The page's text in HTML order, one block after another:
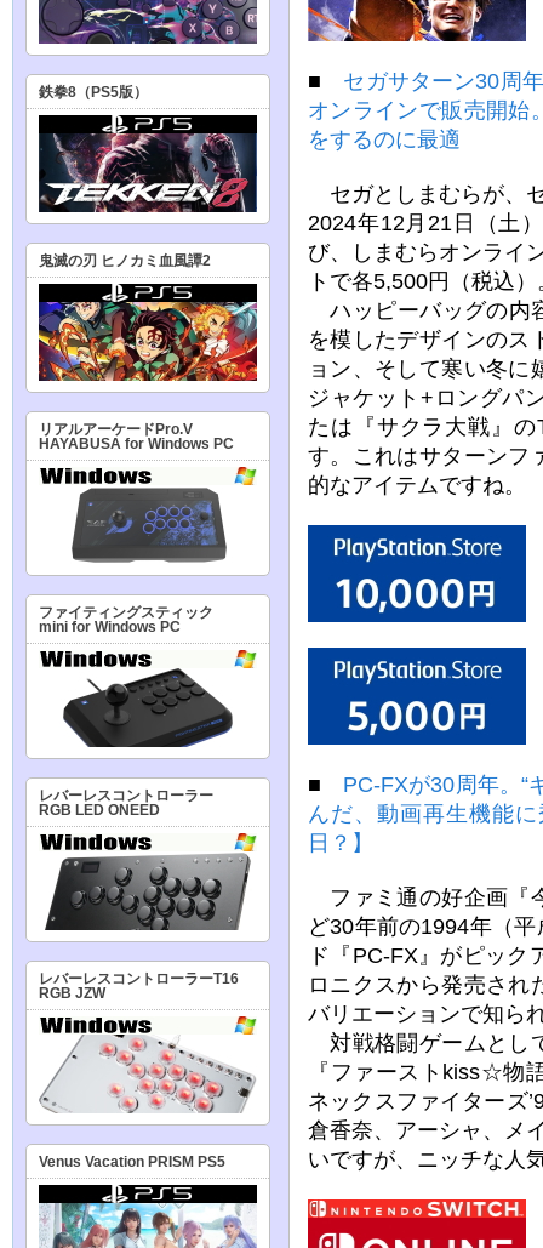
■ セガサターン30周
オンラインで販売開始
をするのに最適
セガとしまむらが、
2024年12月21日（土
び、しまむらオンライ
トで各5,500円（税込）
ハッピーバッグの内
を模したデザインのス
ョン、そして寒い冬に
ジャケット+ロングパ
たは『サクラ大戦』
す。これはサターンフ
的なアイテムですね。
■ PC-FXが30周年。“
んだ、動画再生機能
日？】
ファミ通の好企画『
ど30年前の1994年（
ド『PC-FX』がピッ
ロニクスから発売され
バリエーションで知ら
対戦格闘ゲームとし
『ファーストkiss☆物
ネックスファイターズ
倉香奈、アーシャ、メ
いですが、ニッチな人
鉄拳8（PS5版）
鬼滅の刃 ヒノカミ血風譚2
リアルアーケードPro.V
HAYABUSA for Windows PC
ファイティングスティック
mini for Windows PC
レバーレスコントローラー
RGB LED ONEED
レバーレスコントローラーT16
RGB JZW
Venus Vacation PRISM PS5